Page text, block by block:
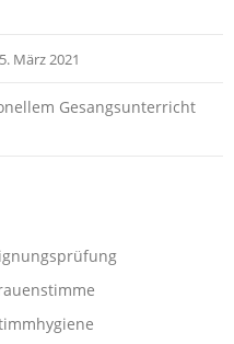
5. März 2021
Gesangsunterricht